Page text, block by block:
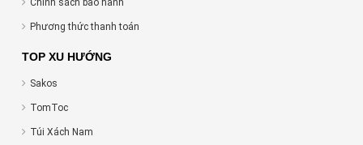
Chính sách bảo hành
Phương thức thanh toán
TOP XU HƯỚNG
Sakos
TomToc
Túi Xách Nam